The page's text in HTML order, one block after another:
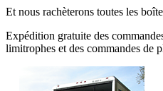
Et nous rachèterons toutes les
Expédition gratuite des
limitrophes et des commandes de